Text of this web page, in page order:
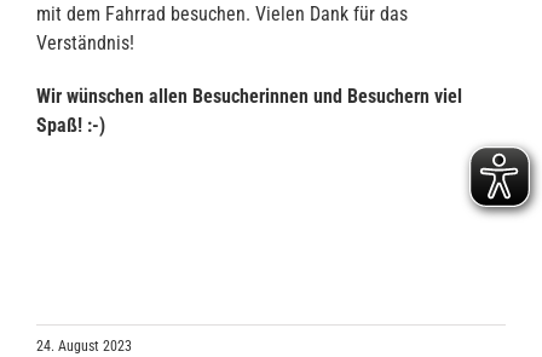
mit dem Fahrrad besuchen. Vielen Dank für das
Verständnis!
Wir wünschen allen Besucherinnen und Besuchern viel
Spaß! :-)
24. August 2023